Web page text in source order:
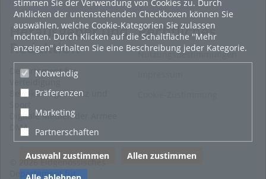
stimmen Sie der Verwendung von Cookies zu. Durch
Anklicken der untenstehenden Checkboxen können Sie
auswählen, welche Cookie-Kategorien Sie zulassen
möchten. Durch Klicken auf die Schaltfläche "Mehr
anzeigen" erhalten Sie eine Beschreibung jeder Kategorie.
Notwendig
Präferenzen
Marketing
Partnerschaften
Auswahl zustimmen
Allen zustimmen
Herausgeber und
Redaktion
Departement für
Bevölkerungsschutz und
Digitale Medien der Armee
DMA
© 2026 Eidgenössisches
Departement für
Rechtliches
Nutzungsbestimmungen